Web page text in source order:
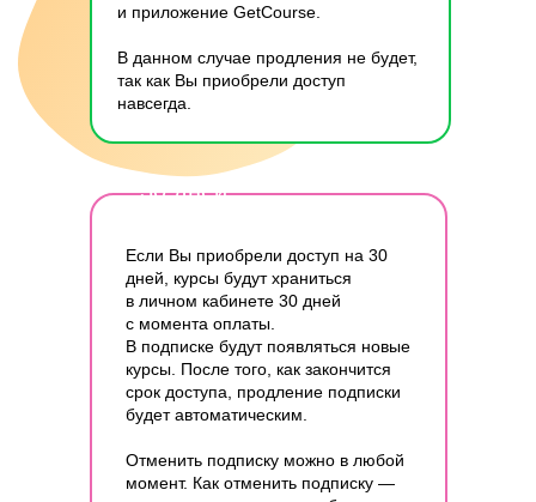
30 дней
Если Вы приобрели доступ на 30
дней, курсы будут храниться
в личном кабинете 30 дней
с момента оплаты.
В подписке будут появляться новые
курсы. После того, как закончится
срок доступа, продление подписки
будет автоматическим.
Отменить подписку можно в любой
момент. Как отменить подписку —
и приложение GetCourse.
В данном случае продления не будет,
так как Вы приобрели доступ
навсегда.